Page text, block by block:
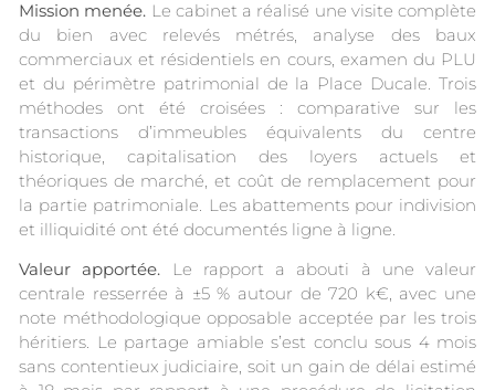
Mission menée. Le cabinet a réalisé une visite complète
du bien avec relevés métrés, analyse des baux
commerciaux et résidentiels en cours, examen du PLU
et du périmètre patrimonial de la Place Ducale. Trois
méthodes ont été croisées : comparative sur les
transactions d’immeubles équivalents du centre
historique, capitalisation des loyers actuels et
théoriques de marché, et coût de remplacement pour
la partie patrimoniale. Les abattements pour indivision
et illiquidité ont été documentés ligne à ligne.
Valeur apportée. Le rapport a abouti à une valeur
centrale resserrée à ±5 % autour de 720 k€, avec une
note méthodologique opposable acceptée par les trois
héritiers. Le partage amiable s’est conclu sous 4 mois
sans contentieux judiciaire, soit un gain de délai estimé